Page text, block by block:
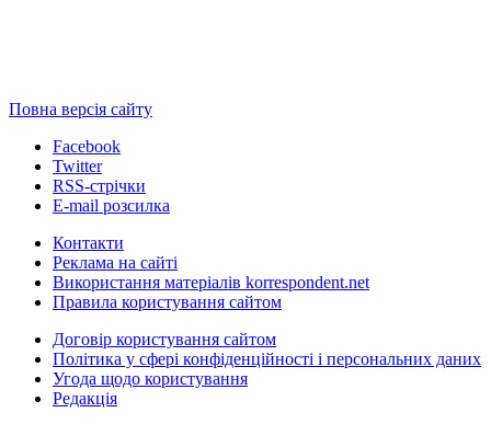
Повна версія сайту
Facebook
Twitter
RSS-стрічки
E-mail розсилка
Контакти
Реклама на сайті
Використання матеріалів korrespondent.net
Правила користування сайтом
Договір користування сайтом
Політика у сфері конфіденційності і персональних даних
Угода щодо користування
Редакція